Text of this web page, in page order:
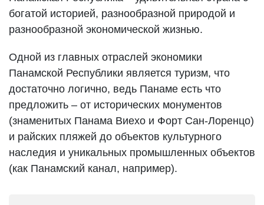
богатой историей, разнообразной природой и
разнообразной экономической жизнью.
Одной из главных отраслей экономики
Панамской Республики является туризм, что
достаточно логично, ведь Панаме есть что
предложить – от исторических монументов
(знаменитых Панама Виехо и Форт Сан-Лоренцо)
и райских пляжей до объектов культурного
наследия и уникальных промышленных объектов
(как Панамский канал, например).